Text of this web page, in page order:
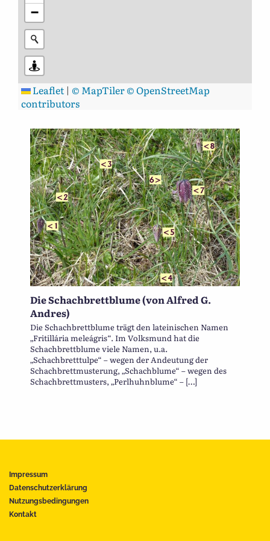
−
Leaflet | © MapTiler© OpenStreetMap
contributors
Die Schachbrettblume (von Alfred G.
Andres)
Die Schachbrettblume trägt den lateinischen Namen
„Fritillária meleágris“. Im Volksmund hat die
Schachbrettblume viele Namen, u.a.
„Schachbretttulpe“ – wegen der Andeutung der
Schachbrettmusterung, „Schachblume“ – wegen des
Schachbrettmusters, „Perlhuhnblume“ – […]
Impressum
Datenschutzerklärung
Nutzungsbedingungen
Kontakt